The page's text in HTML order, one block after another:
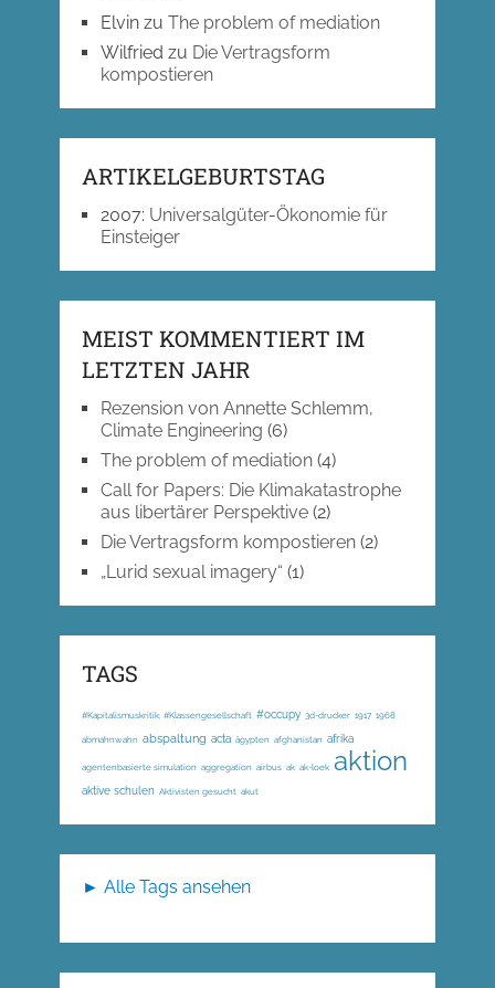
Elvinzu The problem of mediation
Wilfried zu Die Vertragsform
kompostieren
ARTIKELGEBURTSTAG
2007: Universalgüter-Ökonomie für
Einsteiger
MEIST KOMMENTIERT IM
LETZTEN JAHR
Rezension von Annette Schlemm,
Climate Engineering (6)
The problem of mediation(4)
Call for Papers: Die Klimakatastrophe
aus libertärer Perspektive(2)
Die Vertragsform kompostieren(2)
„Lurid sexual imagery“ (1)
TAGS
#Kapitalismuskritik; #Klassengesellschaft #occupy 3d-drucker 1917 1968
abmahnwahn abspaltung acta ägypten afghanistan afrika
agentenbasierte simulation aggregation airbus ak ak-loek aktion
aktive schulen Aktivisten gesucht akut
► Alle Tags ansehen